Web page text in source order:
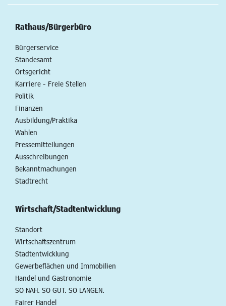
Rathaus/Bürgerbüro
Bürgerservice
Standesamt
Ortsgericht
Karriere - Freie Stellen
Politik
Finanzen
Ausbildung/Praktika
Wahlen
Pressemitteilungen
Ausschreibungen
Bekanntmachungen
Stadtrecht
Wirtschaft/Stadtentwicklung
Standort
Wirtschaftszentrum
Stadtentwicklung
Gewerbeflächen und Immobilien
Handel und Gastronomie
SO NAH. SO GUT. SO LANGEN.
Fairer Handel